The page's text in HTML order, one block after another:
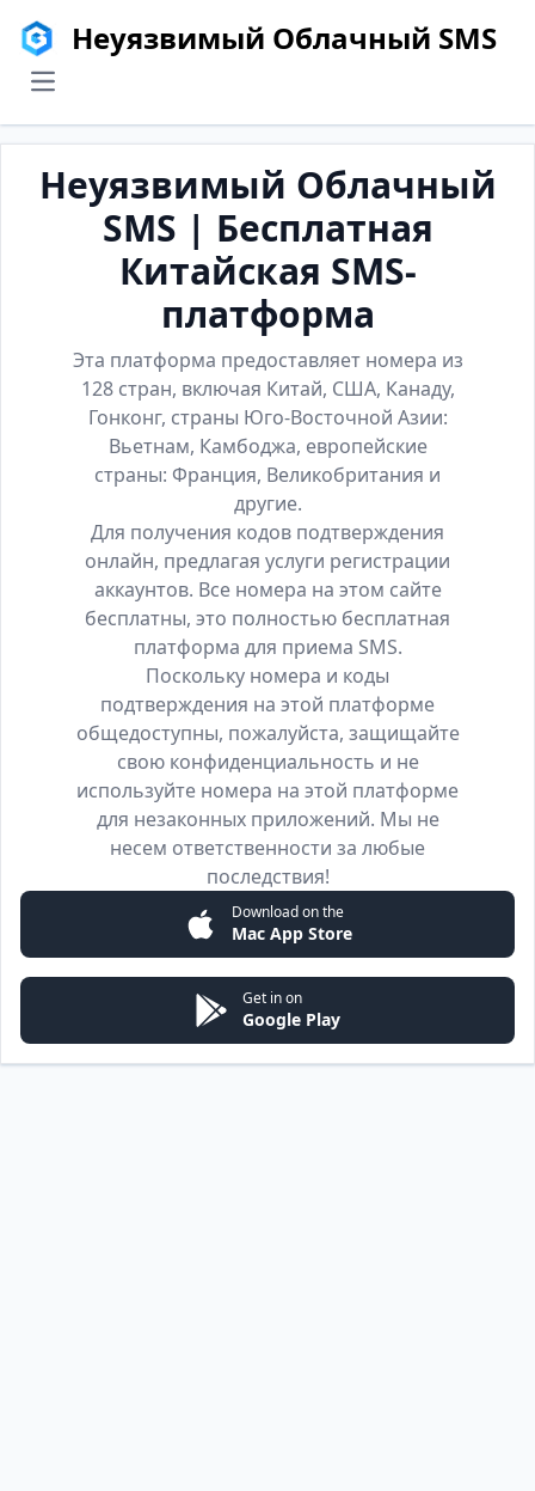
Неуязвимый Облачный SMS
menu
Неуязвимый Облачный
SMS | Бесплатная
Китайская SMS-
платформа
Эта платформа предоставляет номера из
128 стран, включая Китай, США, Канаду,
Гонконг, страны Юго-Восточной Азии:
Вьетнам, Камбоджа, европейские
страны: Франция, Великобритания и
другие.
Для получения кодов подтверждения
онлайн, предлагая услуги регистрации
аккаунтов. Все номера на этом сайте
бесплатны, это полностью бесплатная
платформа для приема SMS.
Поскольку номера и коды
подтверждения на этой платформе
общедоступны, пожалуйста, защищайте
свою конфиденциальность и не
используйте номера на этой платформе
для незаконных приложений. Мы не
несем ответственности за любые
последствия!
Download on the
Mac App Store
Get in on
Google Play